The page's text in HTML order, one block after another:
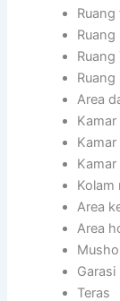
Ruang
Ruang
Ruang
Ruang
Area
Kolam
Area
Area
Garasi
Teras